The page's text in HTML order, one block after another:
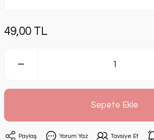
49,00 TL
Sepete Ekle
Paylaş Yorum Yaz Tavsiye Et